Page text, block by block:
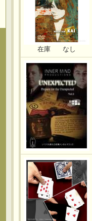
在庫 なし